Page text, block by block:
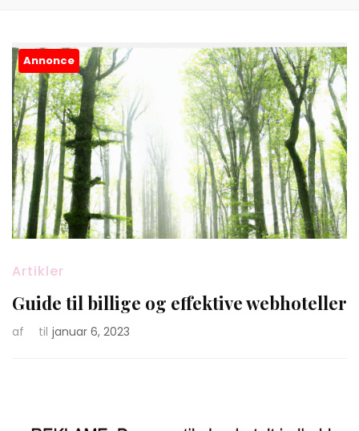
Annonce
Artikler
Guide til billige og effektive webhoteller
af til januar 6, 2023